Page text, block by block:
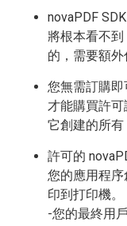
novaPDF
將根本看不
的，需要額外
您無需訂購
才能購買許
它創建的所有
許可的
您的應用程
印到打印機。
-您的最終用